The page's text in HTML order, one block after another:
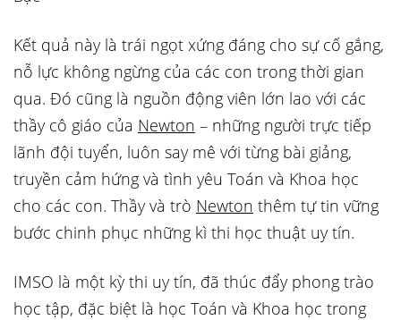
Kết quả này là trái ngọt xứng đáng cho sự cố gắng,
nỗ lực không ngừng của các con trong thời gian
qua. Đó cũng là nguồn động viên lớn lao với các
thầy cô giáo của Newton – những người trực tiếp
lãnh đội tuyển, luôn say mê với từng bài giảng,
truyền cảm hứng và tình yêu Toán và Khoa học
cho các con. Thầy và trò Newton thêm tự tin vững
bước chinh phục những kì thi học thuật uy tín.
IMSO là một kỳ thi uy tín, đã thúc đẩy phong trào
học tập, đặc biệt là học Toán và Khoa học trong